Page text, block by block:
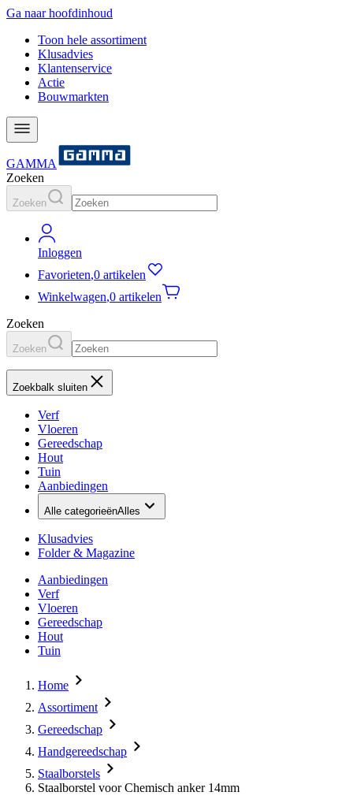
Ga naar hoofdinhoud
Toon hele assortiment
Klusadvies
Klantenservice
Actie
Bouwmarkten
GAMMA
Zoeken
Zoeken
Inloggen
Favorieten,0 artikelen
Winkelwagen,0 artikelen
Zoeken
Zoeken
Zoekbalk sluiten
Verf
Vloeren
Gereedschap
Hout
Tuin
Aanbiedingen
Alle categorieënAlles
Klusadvies
Folder & Magazine
Aanbiedingen
Verf
Vloeren
Gereedschap
Hout
Tuin
Home
Assortiment
Gereedschap
Handgereedschap
Staalborstels
Staalborstel voor Chemisch anker 14mm